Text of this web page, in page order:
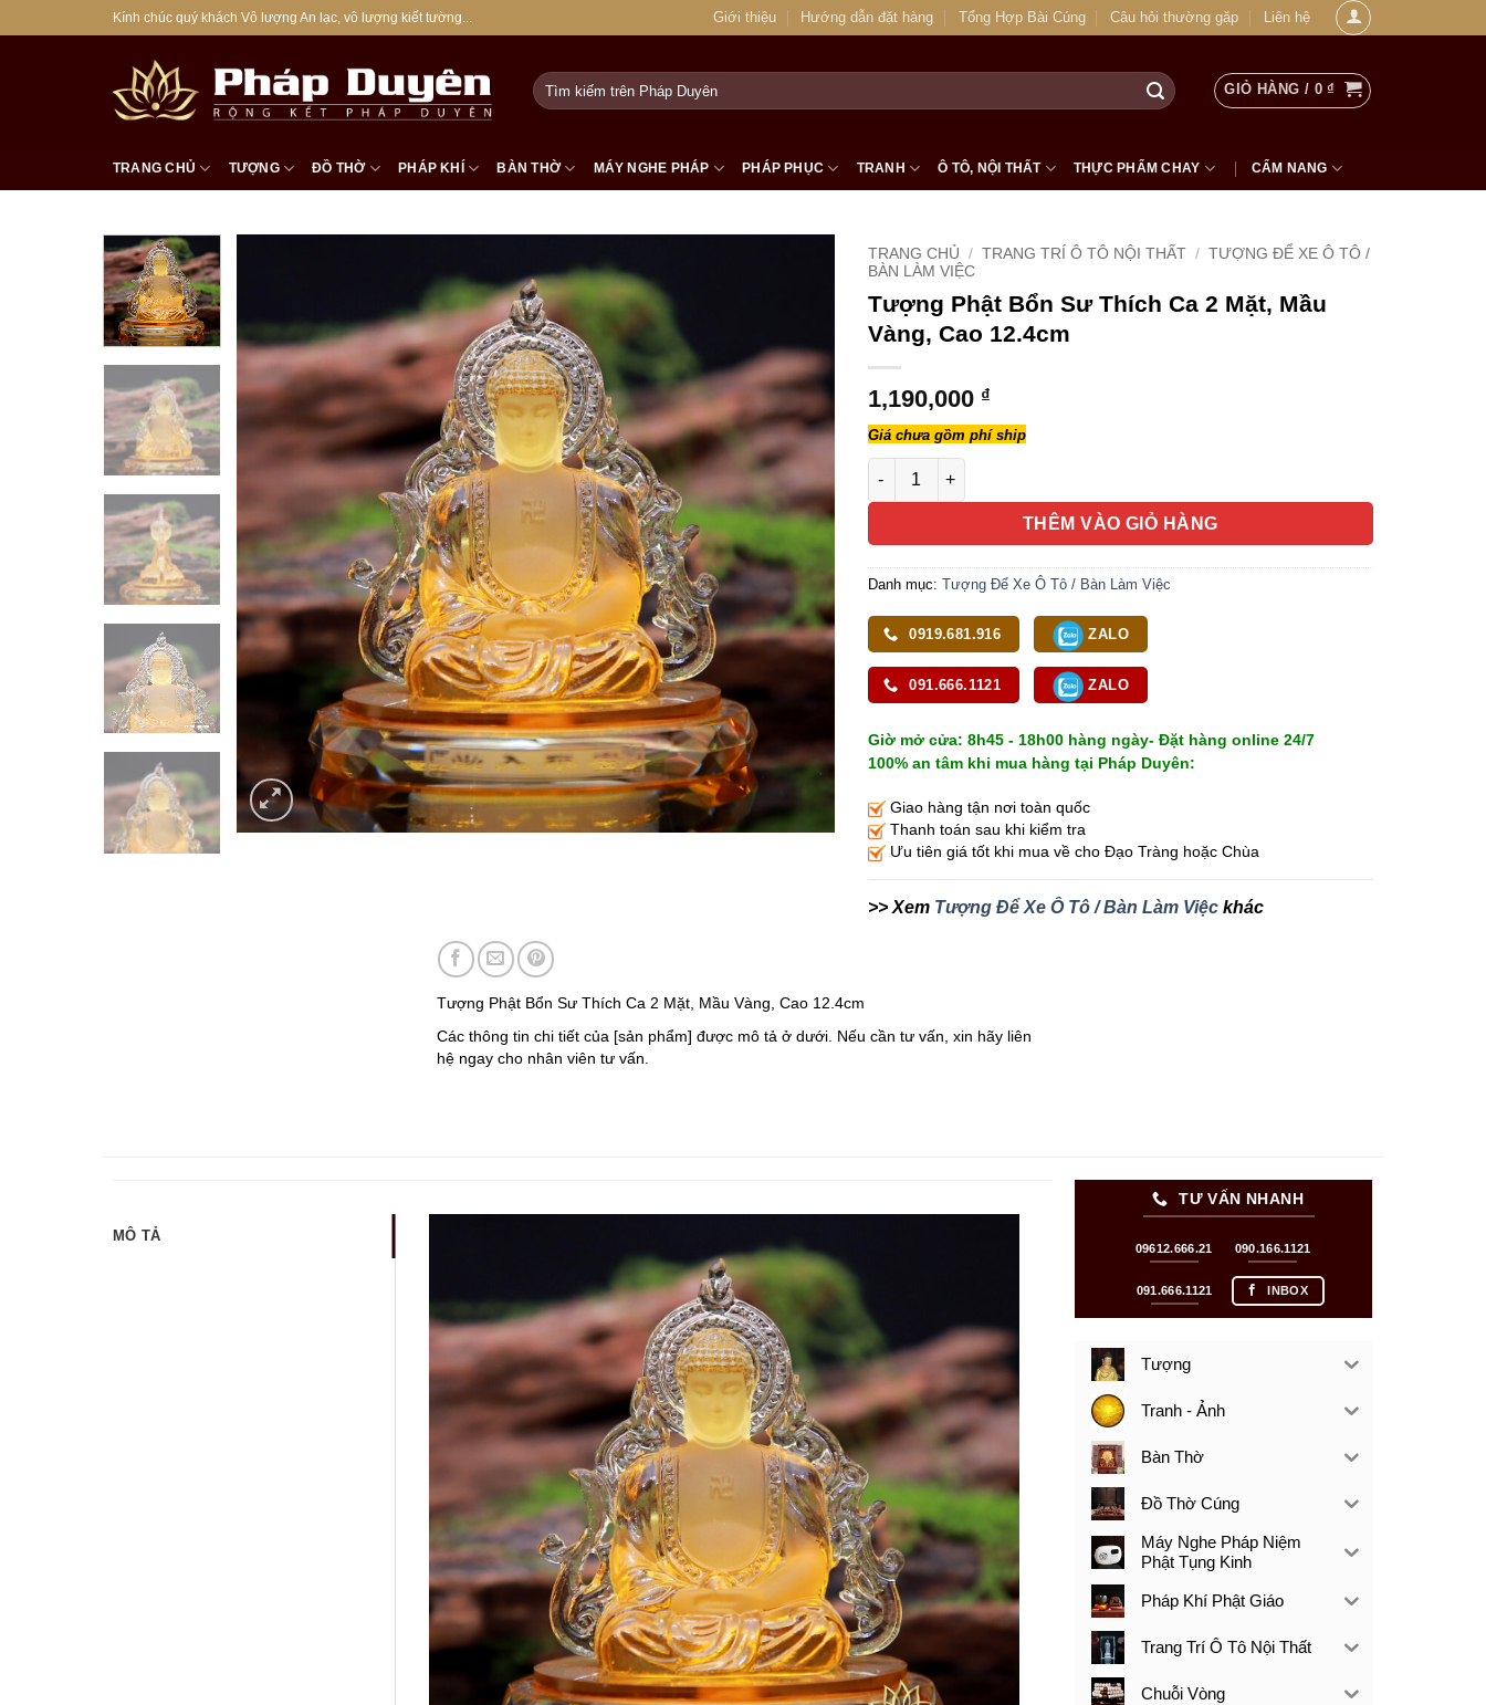
qua
Kính chúc quý khách Vô lượng An lạc, vô lượng kiết tường... Giới thiệu Hướng dẫn đặt hàng Tổng Hợp Bài Cúng Câu hỏi thường gặp Liên hệ
Tìm
kiếm:
GIỎ HÀNG / 0₫
TRANG CHỦ TƯỢNG ĐỒ THỜ PHÁP KHÍ BÀN THỜ MÁY NGHE PHÁP PHÁP PHỤC TRANH Ô TÔ, NỘI THẤT THỰC PHẨM CHAY CẨM NANG
TRANG CHỦ / TRANG TRÍ Ô TÔ NỘI THẤT / TƯỢNG ĐỂ XE Ô TÔ /
BÀN LÀM VIỆC
Tượng Phật Bổn Sư Thích Ca 2 Mặt, Mầu
Vàng, Cao 12.4cm
1,190,000 ₫
Giá chưa gồm phí ship
Tượng Phật Bổn Sư Thích Ca 2 Mặt, Mầu Vàng, Cao 12.4cm số lượng
THÊM VÀO GIỎ HÀNG
Danh mục: Tượng Để Xe Ô Tô / Bàn Làm Việc
0919.681.916 ZALO
091.666.1121 ZALO
Giờ mở cửa: 8h45 - 18h00 hàng ngày- Đặt hàng online 24/7
100% an tâm khi mua hàng tại Pháp Duyên:
Giao hàng tận nơi toàn quốc
Thanh toán sau khi kiểm tra
Ưu tiên giá tốt khi mua về cho Đạo Tràng hoặc Chùa
>> Xem Tượng Để Xe Ô Tô / Bàn Làm Việckhác
Tượng Phật Bổn Sư Thích Ca 2 Mặt, Mầu Vàng, Cao 12.4cm
Các thông tin chi tiết của [sản phẩm] được mô tả ở dưới. Nếu cần tư vấn, xin hãy liên
hệ ngay cho nhân viên tư vấn.
MÔ TẢ
TƯ VẤN NHANH
09612.666.21 090.166.1121
091.666.1121 INBOX
Tượng
Tranh - Ảnh
Bàn Thờ
Đồ Thờ Cúng
Máy Nghe Pháp Niệm
Phật Tụng Kinh
Pháp Khí Phật Giáo
Trang Trí Ô Tô Nội Thất
Chuỗi Vòng